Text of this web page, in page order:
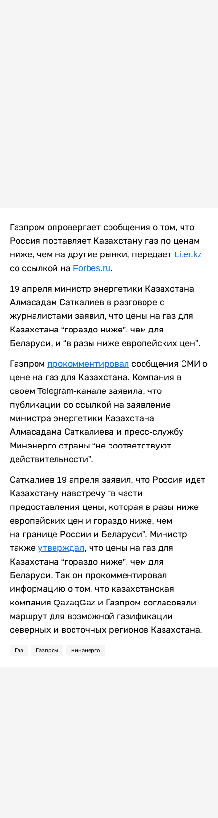
Газпром опровергает сообщения о том, что
Россия поставляет Казахстану газ по ценам
ниже, чем на другие рынки, передает Liter.kz
со ссылкой на Forbes.ru.
19 апреля министр энергетики Казахстана
Алмасадам Саткалиев в разговоре с
журналистами заявил, что цены на газ для
Казахстана “гораздо ниже”, чем для
Беларуси, и “в разы ниже европейских цен”.
Газпром прокомментировал сообщения СМИ о
цене на газ для Казахстана. Компания в
своем Telegram-канале заявила, что
публикации со ссылкой на заявление
министра энергетики Казахстана
Алмасадама Саткалиева и пресс-службу
Минэнерго страны “не соответствуют
действительности”.
Саткалиев 19 апреля заявил, что Россия идет
Казахстану навстречу “в части
предоставления цены, которая в разы ниже
европейских цен и гораздо ниже, чем
на границе России и Беларуси”. Министр
также утверждал, что цены на газ для
Казахстана “гораздо ниже”, чем для
Беларуси. Так он прокомментировал
информацию о том, что казахстанская
компания QazaqGaz и Газпром согласовали
маршрут для возможной газификации
северных и восточных регионов Казахстана.
Газ Газпром минэнерго